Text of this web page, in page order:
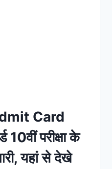
Card
10वीं परीक्षा के
यहां से देखे